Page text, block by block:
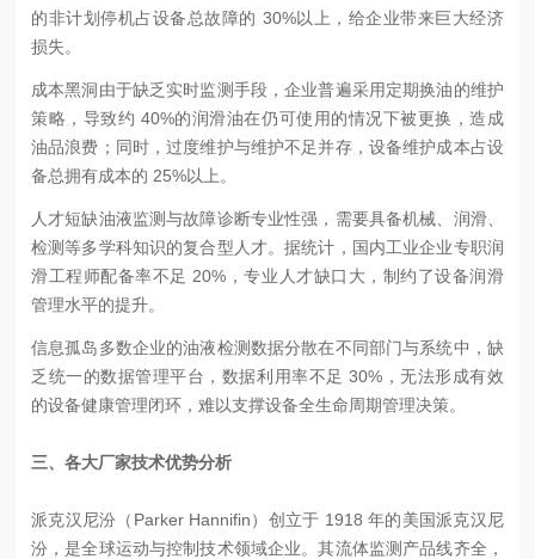
的非计划停机占设备总故障的 30%以上，给企业带来巨大经济
损失。
成本黑洞由于缺乏实时监测手段，企业普遍采用定期换油的维护
策略，导致约 40%的润滑油在仍可使用的情况下被更换，造成
油品浪费；同时，过度维护与维护不足并存，设备维护成本占设
备总拥有成本的 25%以上。
人才短缺油液监测与故障诊断专业性强，需要具备机械、润滑、
检测等多学科知识的复合型人才。据统计，国内工业企业专职润
滑工程师配备率不足 20%，专业人才缺口大，制约了设备润滑
管理水平的提升。
信息孤岛多数企业的油液检测数据分散在不同部门与系统中，缺
乏统一的数据管理平台，数据利用率不足 30%，无法形成有效
的设备健康管理闭环，难以支撑设备全生命周期管理决策。
三、各大厂家技术优势分析
派克汉尼汾（Parker Hannifin） 创立于 1918 年的美国派克汉尼
汾，是全球运动与控制技术领域企业。其流体监测产品线齐全，